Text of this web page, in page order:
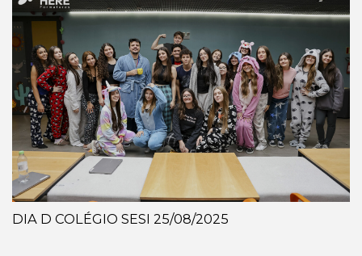
DIA D COLÉGIO SESI 25/08/2025